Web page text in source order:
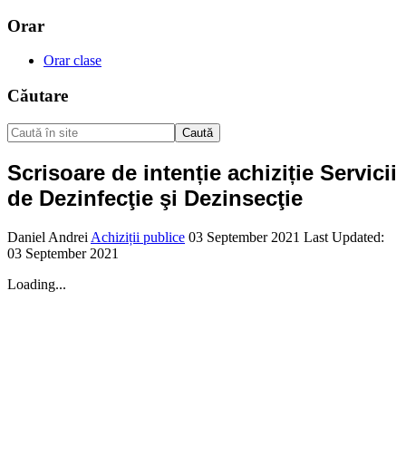
Orar
Orar clase
Căutare
Caută
Scrisoare de intenție achiziție Servicii
de Dezinfecţie şi Dezinsecţie
Daniel Andrei Achiziții publice 03 September 2021 Last Updated:
03 September 2021
Loading...